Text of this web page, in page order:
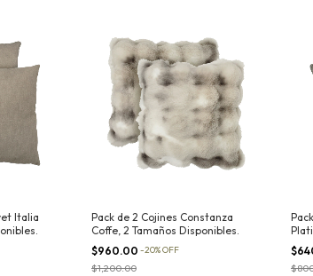
Italia
Pack de 2 Cojines Constanza
Coffe, 2 Tamaños Disponibles.
$960.00 -20%OFF
$1,200.00